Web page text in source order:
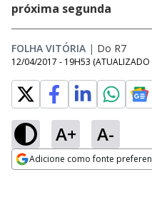
próxima segunda
FOLHA VITÓRIA | Do R7
12/04/2017 - 19H53 (ATUALIZADO
A+ A-
Adicione como fonte